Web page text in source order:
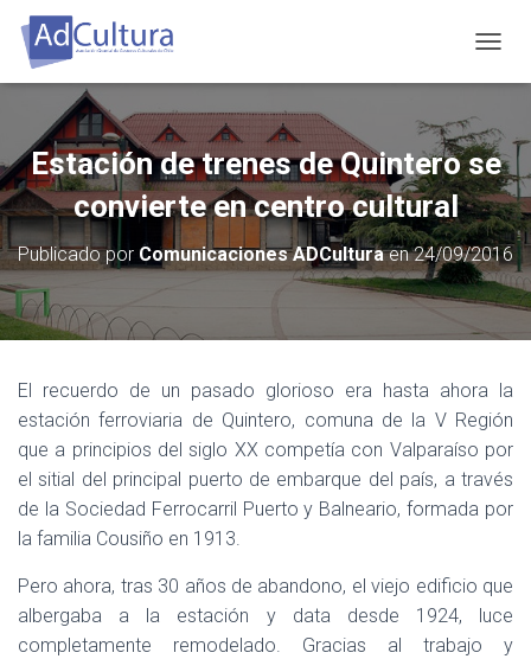
A
B
I
A
R
M
O
D
O
D
E
V
E
G
C
I
Estación de trenes de Quintero se
convierte en centro cultural
Publicado por Comunicaciones ADCulturaen24/09/2016
El recuerdo de un pasado glorioso era hasta ahora la
estación ferroviaria de Quintero, comuna de la V Región
que a principios del siglo XX competía con Valparaíso por
el sitial del principal puerto de embarque del país, a través
de la Sociedad Ferrocarril Puerto y Balneario, formada por
la familia Cousiño en 1913.
Pero ahora, tras 30 años de abandono, el viejo edificio que
albergaba a la estación y data desde 1924, luce
completamente remodelado. Gracias al trabajo y